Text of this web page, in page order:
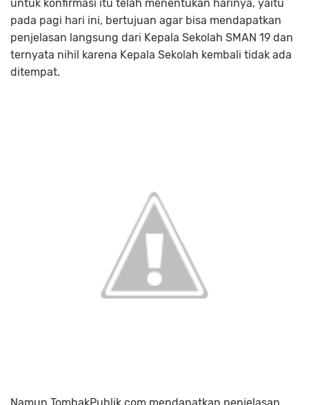
untuk konfirmasi itu telah menentukan harinya, yaitu
pada pagi hari ini, bertujuan agar bisa mendapatkan
penjelasan langsung dari Kepala Sekolah SMAN 19 dan
ternyata nihil karena Kepala Sekolah kembali tidak ada
ditempat.